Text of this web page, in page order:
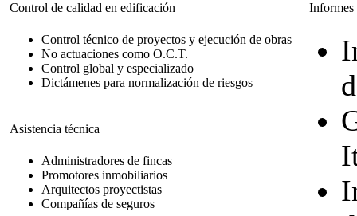
Control de calidad en edificación
Control técnico de proyectos y ejecución de obras
No actuaciones como O.C.T.
Control global y especializado
Dictámenes para normalización de riesgos
Asistencia técnica
Administradores de fincas
Promotores inmobiliarios
Arquitectos proyectistas
Compañías de seguros
Informes